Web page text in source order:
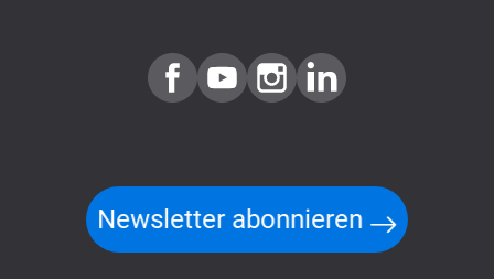
Newsletter abonnieren